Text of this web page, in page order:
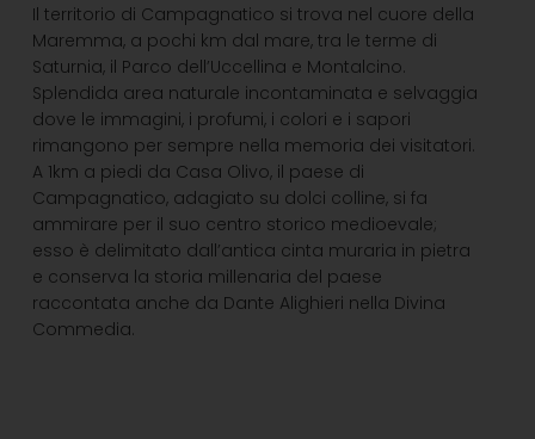
Il territorio di Campagnatico si trova nel cuore della
Maremma, a pochi km dal mare, tra le terme di
Saturnia, il Parco dell’Uccellina e Montalcino.
Splendida area naturale incontaminata e selvaggia
dove le immagini, i profumi, i colori e i sapori
rimangono per sempre nella memoria dei visitatori.
A 1km a piedi da Casa Olivo, il paese di
Campagnatico, adagiato su dolci colline, si fa
ammirare per il suo centro storico medioevale;
esso è delimitato dall’antica cinta muraria in pietra
e conserva la storia millenaria del paese
raccontata anche da Dante Alighieri nella Divina
Commedia.